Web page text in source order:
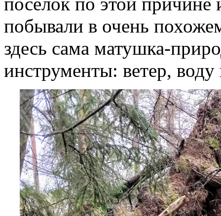
побывали в очень
здесь сама матушка-
инструменты: ветер,